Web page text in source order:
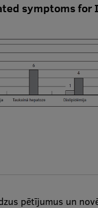
symptoms for
pētījumus un